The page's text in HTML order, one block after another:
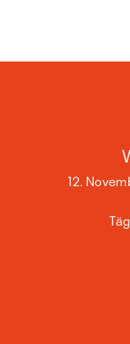
12.